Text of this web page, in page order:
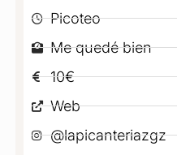
Picoteo
Me quedé bien
10€
Web
@lapicanteriazgz